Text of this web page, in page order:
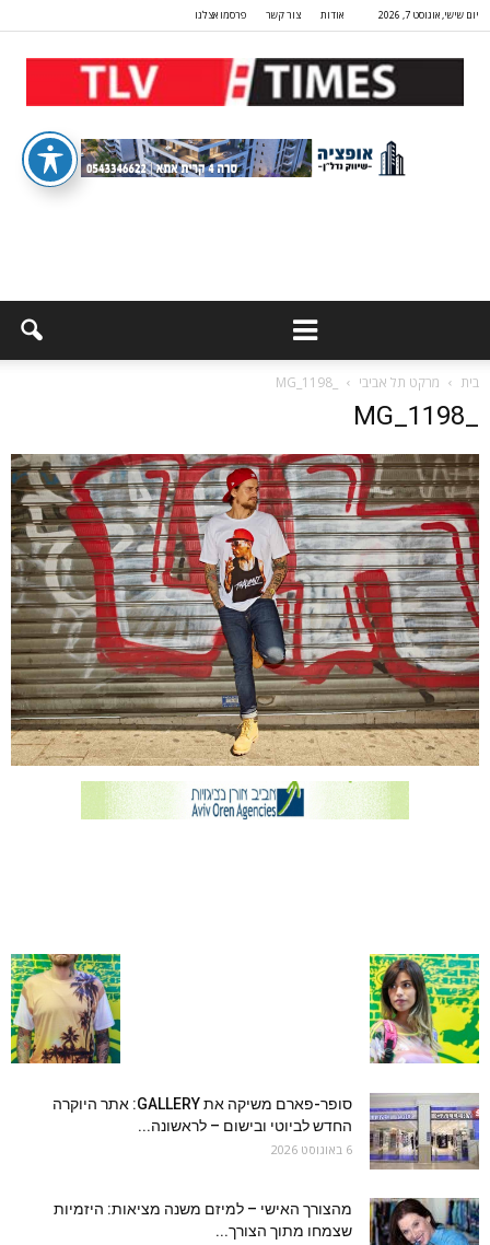
יום שישי, אוגוסט 7, 2026 אודות צור קשר פרסמו אצלנו
בית מרקט תל אביבי
סופר-פארם משיקה את GALLERY: אתר היוקרה
החדש לביוטי ובישום – לראשונה...
6 באוגוסט 2026
מהצורך האישי – למיזם משנה מציאות: היזמיות
שצמחו מתוך הצורך...